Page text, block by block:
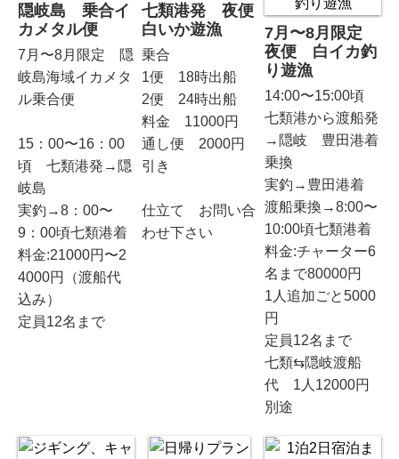
隠岐島 乗合イ
カメタル便
7月〜8月限定 隠
岐島海域イカメタ
ル乗合便
15：00〜16：00
頃 七類港発→隠
岐島
実釣→8：00〜
9：00頃七類港着
料金:21000円〜2
4000円（渡船代
込み）
定員12名まで
七類港発 夜便
白いか遊漁
乗合
1便 18時出船
2便 24時出船
料金 11000円
通し便 2000円
引き
仕立て お問い合
わせ下さい
7月〜8月限定
夜便 白イカ釣
り遊漁
14:00〜15:00頃
七類港から渡船発
→隠岐 豊田港着
乗換
実釣→豊田港着
渡船乗換→8:00〜
10:00頃七類港着
料金:チャーター6
名まで80000円
1人追加ごと5000
円
定員12名まで
七類⇆隠岐渡船
代 1人12000円
別途